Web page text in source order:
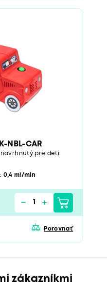
NBL-CAR
pre deti.
0,4 ml/min
Porovnať
zákazníkmi